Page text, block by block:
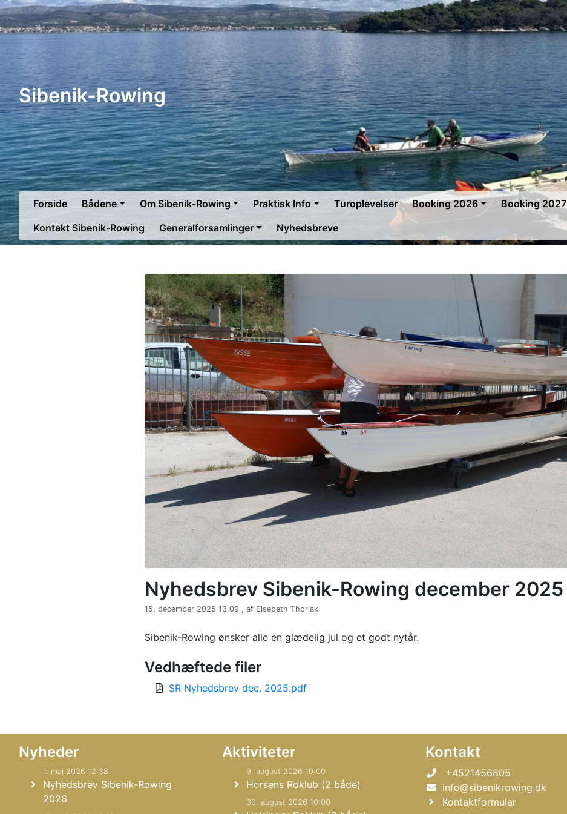
Sibenik-Rowing
Forside Bådene Om Sibenik-Rowing Praktisk Info Turoplevelser Booking 2026 Booking 2027
Kontakt Sibenik-Rowing
Generalforsamlinger Nyhedsbreve
Nyhedsbrev Sibenik-Rowing december 2025
15. december 2025 13:09 , af Elsebeth Thorlak
Sibenik-Rowing ønsker alle en glædelig jul og et godt nytår.
Vedhæftede filer
SR Nyhedsbrev dec. 2025.pdf
Nyheder
1. maj 2026 12:38
Nyhedsbrev Sibenik-Rowing
2026
Aktiviteter
9. august 2026 10:00
Horsens Roklub (2 både)
30. august 2026 10:00
Kontakt
+4521456805
info@sibenikrowing.dk
Kontaktformular